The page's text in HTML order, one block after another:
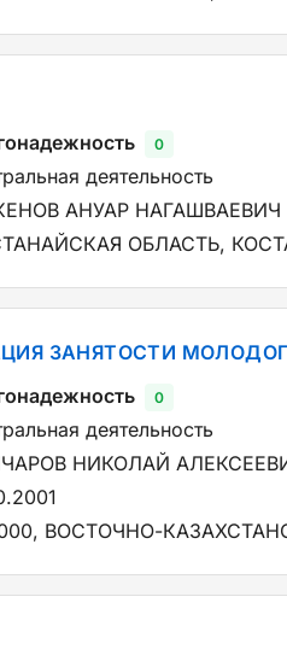
0
деятельность
АНУАР НАГАШВАЕВИЧ
ОБЛАСТЬ,
ЗАНЯТОСТИ
0
деятельность
НИКОЛАЙ
ВОСТОЧНО-